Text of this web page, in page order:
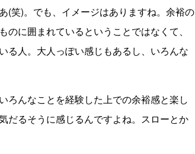
)。でも、イメージはありますね。余裕の
に囲まれているということではなくて、
る人。大人っぽい感じもあるし、いろんな
んなことを経験した上での余裕感と楽し
だるそうに感じるんですよね。スローとか